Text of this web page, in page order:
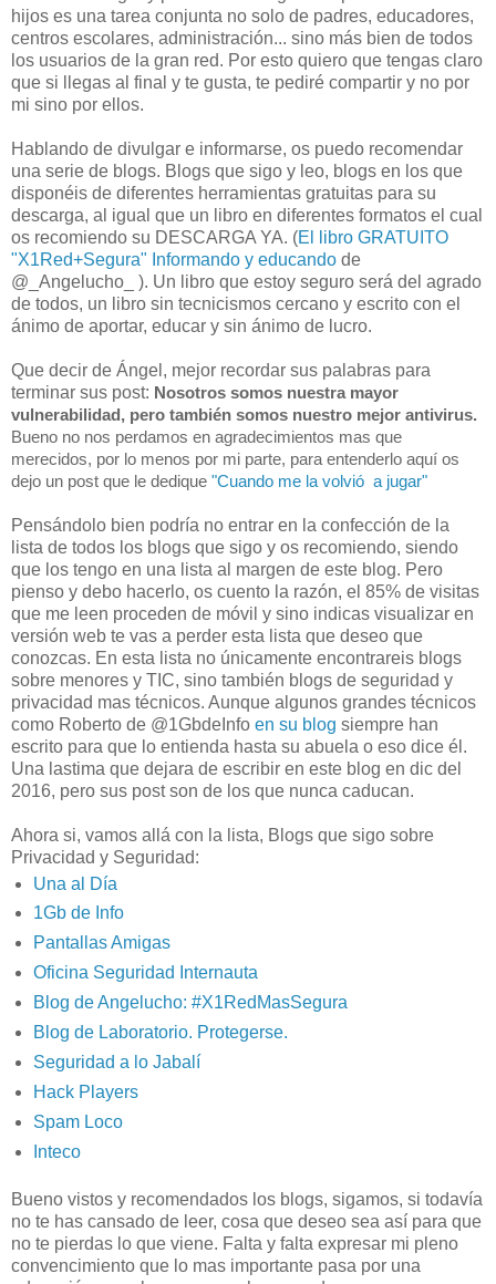
hijos es una tarea conjunta no solo de padres, educadores,
centros escolares, administración... sino más bien de todos
los usuarios de la gran red. Por esto quiero que tengas claro
que si llegas al final y te gusta, te pediré compartir y no por
mi sino por ellos.
Hablando de divulgar e informarse, os puedo recomendar
una serie de blogs. Blogs que sigo y leo, blogs en los que
disponéis de diferentes herramientas gratuitas para su
descarga, al igual que un libro en diferentes formatos el cual
os recomiendo su DESCARGA YA. (El libro GRATUITO
"X1Red+Segura" Informando y educando de
@_Angelucho_ ). Un libro que estoy seguro será del agrado
de todos, un libro sin tecnicismos cercano y escrito con el
ánimo de aportar, educar y sin ánimo de lucro.
Que decir de Ángel, mejor recordar sus palabras para
terminar sus post: Nosotros somos nuestra mayor
vulnerabilidad, pero también somos nuestro mejor antivirus.
Bueno no nos perdamos en agradecimientos mas que
merecidos, por lo menos por mi parte, para entenderlo aquí os
dejo un post que le dedique "Cuando me la volvió a jugar"
Pensándolo bien podría no entrar en la confección de la
lista de todos los blogs que sigo y os recomiendo, siendo
que los tengo en una lista al margen de este blog. Pero
pienso y debo hacerlo, os cuento la razón, el 85% de visitas
que me leen proceden de móvil y sino indicas visualizar en
versión web te vas a perder esta lista que deseo que
conozcas. En esta lista no únicamente encontrareis blogs
sobre menores y TIC, sino también blogs de seguridad y
privacidad mas técnicos. Aunque algunos grandes técnicos
como Roberto de @1GbdeInfo en su blog siempre han
escrito para que lo entienda hasta su abuela o eso dice él.
Una lastima que dejara de escribir en este blog en dic del
2016, pero sus post son de los que nunca caducan.
Ahora si, vamos allá con la lista, Blogs que sigo sobre
Privacidad y Seguridad:
Una al Día
1Gb de Info
Pantallas Amigas
Oficina Seguridad Internauta
Blog de Angelucho: #X1RedMasSegura
Blog de Laboratorio. Protegerse.
Seguridad a lo Jabalí
Hack Players
Spam Loco
Inteco
Bueno vistos y recomendados los blogs, sigamos, si todavía
no te has cansado de leer, cosa que deseo sea así para que
no te pierdas lo que viene. Falta y falta expresar mi pleno
convencimiento que lo mas importante pasa por una